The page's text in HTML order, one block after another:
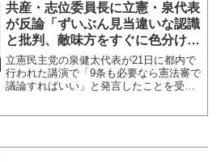
共産・志位委員長に立憲・泉代表
が反論「ずいぶん見当違いな認識
と批判、敵味方をすぐに色分けし
異論は許さない考え方こそ改めて
は」
立憲民主党の泉健太代表が21日に都内で
行われた講演で「9条も必要なら憲法審で
議論すればいい」と発言したことを受